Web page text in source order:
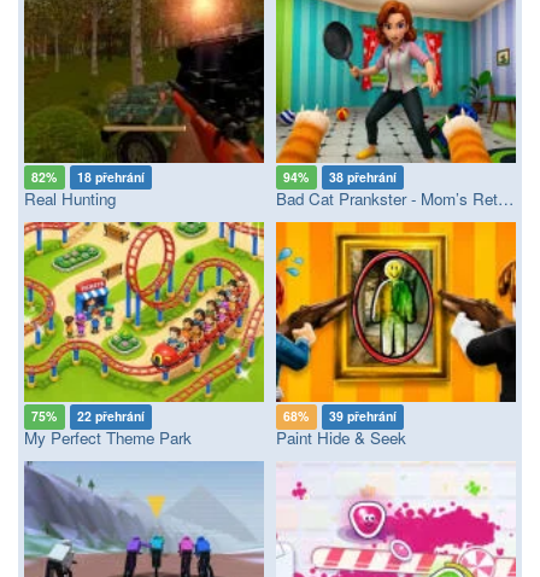
82% 18 přehrání
Real Hunting
94% 38 přehrání
Bad Cat Prankster - Mom’s Return
75% 22 přehrání
My Perfect Theme Park
68% 39 přehrání
Paint Hide & Seek